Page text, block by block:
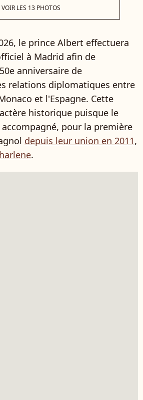
VOIR LES 13 PHOTOS
le prince Albert effectuera
à Madrid afin de
anniversaire de
relations diplomatiques entre
et l'Espagne. Cette
historique puisque le
accompagné, pour la première
depuis leur union en 2011,
.